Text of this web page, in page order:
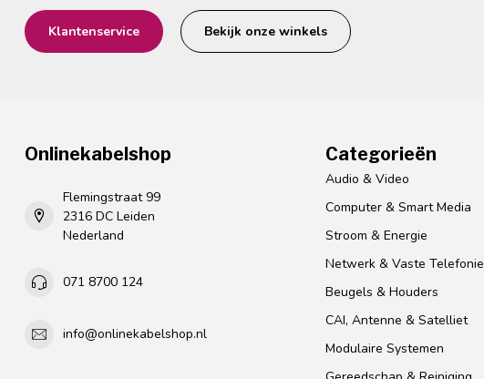
Klantenservice Bekijk onze winkels
Onlinekabelshop
Flemingstraat 99
2316 DC Leiden
Nederland
071 8700 124
info@onlinekabelshop.nl
Categorieën
Audio & Video
Computer & Smart Media
Stroom & Energie
Netwerk & Vaste Telefonie
Beugels & Houders
CAI, Antenne & Satelliet
Modulaire Systemen